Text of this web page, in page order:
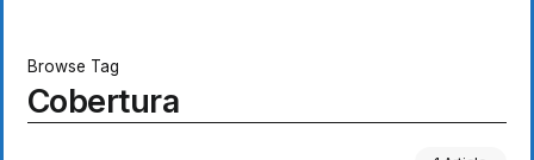
Browse Tag
Cobertura